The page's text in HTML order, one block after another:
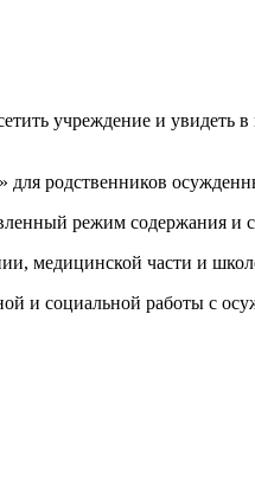
учреж­дение и увидеть
родственников
режим содержа­ния и
медицинской части и
и социальной работы с